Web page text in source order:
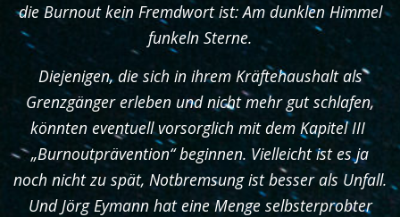
die Burnout kein Fremdwort ist: Am dunklen Himmel
funkeln Sterne.
Diejenigen, die sich in ihrem Kräftehaushalt als
Grenzgänger erleben und nicht mehr gut schlafen,
könnten eventuell vorsorglich mit dem Kapitel III
„Burnoutprävention“ beginnen. Vielleicht ist es ja
noch nicht zu spät, Notbremsung ist besser als Unfall.
Und Jörg Eymann hat eine Menge selbsterprobter